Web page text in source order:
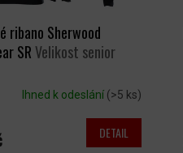
ribano Sherwood
SR Velikost senior
Ihned k odeslání (>5 ks)
DETAIL